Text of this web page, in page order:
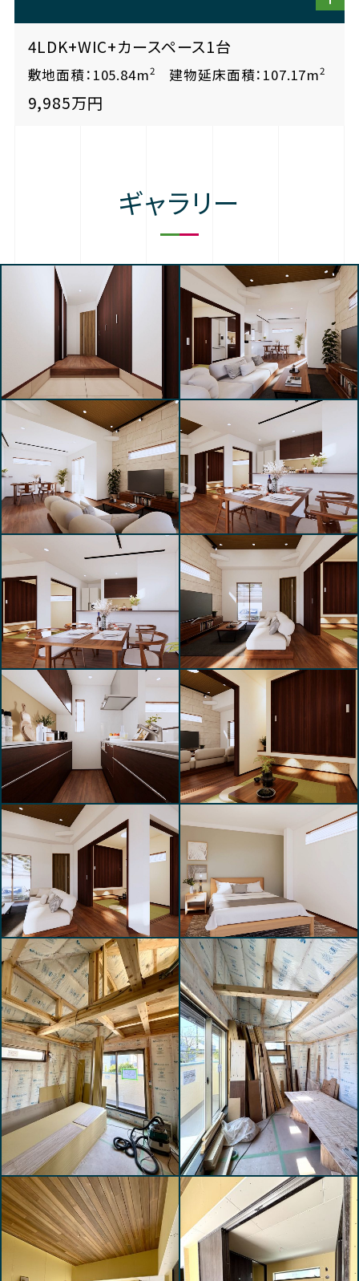
4LDK+WIC+カースペース1台
敷地面積：105.84m2 建物延床面積：107.17m2
9,985万円
ギャラリー